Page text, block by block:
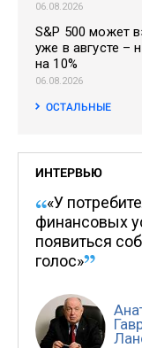
06.08.2026
S&P 500 может
уже в августе –
на 10%
06.08.2026
ОСТАЛЬНЫЕ
ИНТЕРВЬЮ
«У
финансовых
появиться
голос»